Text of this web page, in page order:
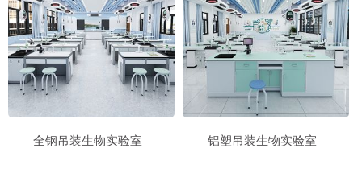
全钢吊装生物实验室 铝塑吊装生物实验室